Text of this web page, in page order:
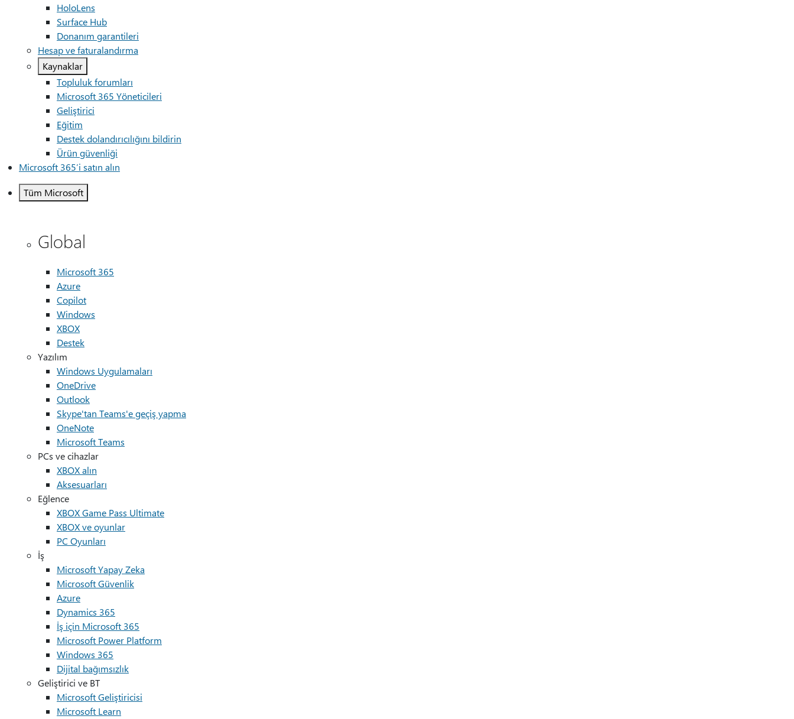
HoloLens
Surface Hub
Donanım garantileri
Hesap ve faturalandırma
Kaynaklar
Topluluk forumları
Microsoft 365 Yöneticileri
Geliştirici
Eğitim
Destek dolandırıcılığını bildirin
Ürün güvenliği
Microsoft 365’i satın alın
Tüm Microsoft
Global
Microsoft 365
Azure
Copilot
Windows
XBOX
Destek
Yazılım
Windows Uygulamaları
OneDrive
Outlook
Skype'tan Teams'e geçiş yapma
OneNote
Microsoft Teams
PCs ve cihazlar
XBOX alın
Aksesuarları
Eğlence
XBOX Game Pass Ultimate
XBOX ve oyunlar
PC Oyunları
İş
Microsoft Yapay Zeka
Microsoft Güvenlik
Azure
Dynamics 365
İş için Microsoft 365
Microsoft Power Platform
Windows 365
Dijital bağımsızlık
Geliştirici ve BT
Microsoft Geliştiricisi
Microsoft Learn